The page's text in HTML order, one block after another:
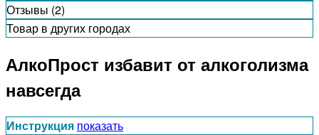
Отзывы (2)
Товар в других городах
АлкоПрост избавит от алкоголизма
навсегда
Инструкция показать